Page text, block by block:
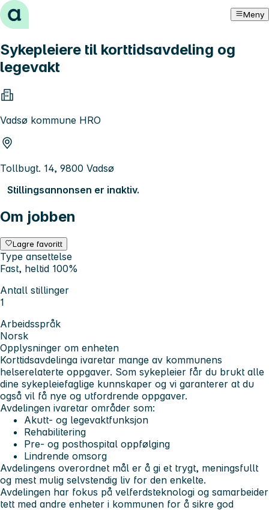
Hopp til innhold Meny
Sykepleiere til korttidsavdeling og
legevakt
Vadsø kommune HRO
Tollbugt. 14, 9800 Vadsø
Stillingsannonsen er inaktiv.
Om jobben
Lagre favoritt
Type ansettelse
Fast, heltid 100%
Antall stillinger
1
Arbeidsspråk
Norsk
Opplysninger om enheten
Korttidsavdelinga ivaretar mange av kommunens
helserelaterte oppgaver. Som sykepleier får du brukt alle
dine sykepleiefaglige kunnskaper og vi garanterer at du
også vil få nye og utfordrende oppgaver.
Avdelingen ivaretar områder som:
Akutt- og legevaktfunksjon
Rehabilitering
Pre- og posthospital oppfølging
Lindrende omsorg
Avdelingens overordnet mål er å gi et trygt, meningsfullt
og mest mulig selvstendig liv for den enkelte.
Avdelingen har fokus på velferdsteknologi og samarbeider
tett med andre enheter i kommunen for å sikre god